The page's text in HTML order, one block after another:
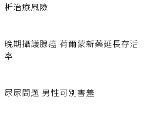
析治療風險
晚期攝護腺癌 荷爾蒙新藥延長存活
率
尿尿問題 男性可別害羞